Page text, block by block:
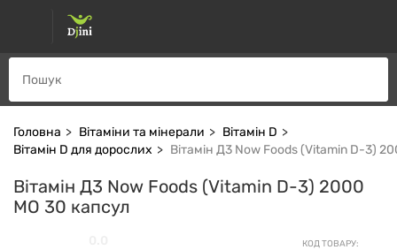
Головна Вітаміни та мінерали
Вітамін D
Вітамін D для дорослих
Вітамін Д3 Now Foods (Vitamin D-3)
Вітамін Д3 Now Foods (Vitamin D-3) 2000
МО 30 капсул
КОД ТОВАРУ: